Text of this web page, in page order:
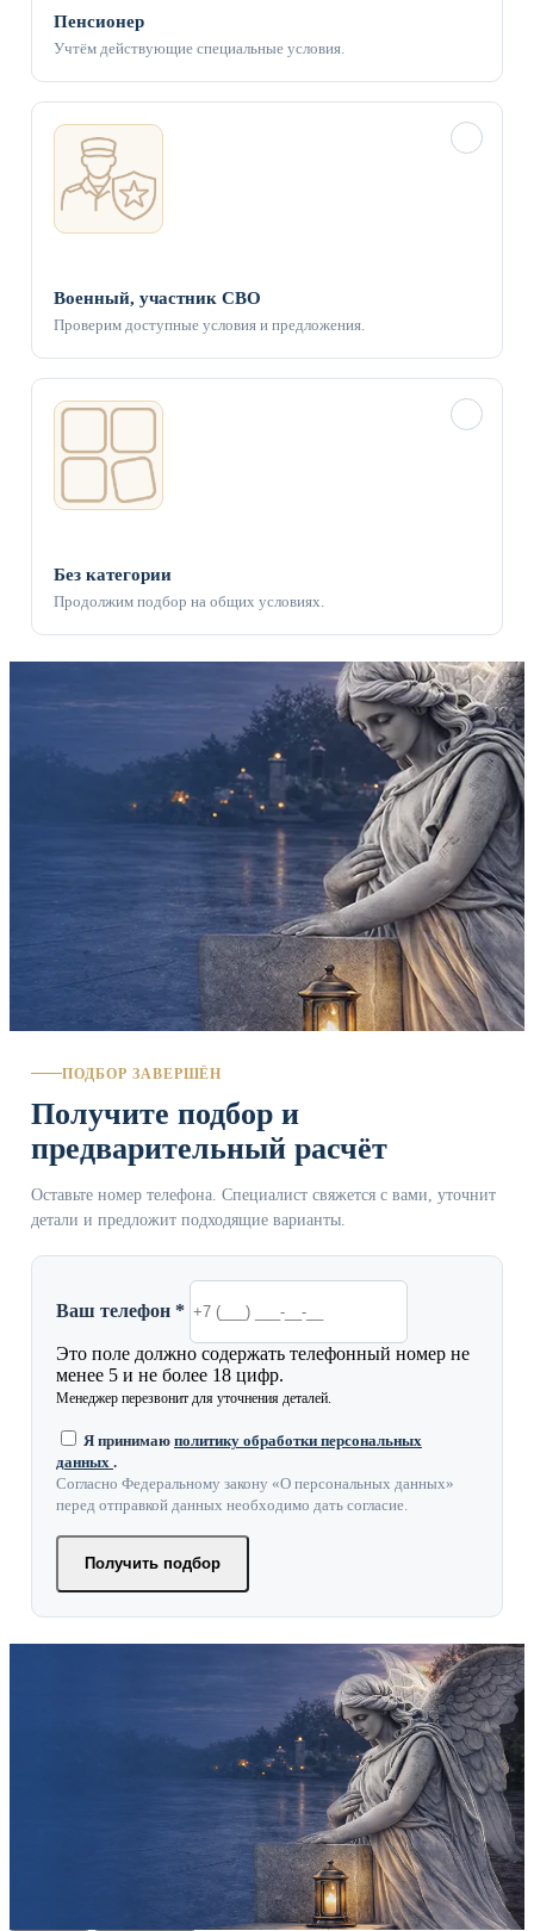
Пенсионер
Учтём действующие специальные условия.
Военный, участник СВО
Проверим доступные условия и предложения.
Без категории
Продолжим подбор на общих условиях.
ПОДБОР ЗАВЕРШЁН
Получите подбор и
предварительный расчёт
Оставьте номер телефона. Специалист свяжется с вами, уточнит
детали и предложит подходящие варианты.
Ваш телефон *
Это поле должно содержать телефонный номер не
менее 5 и не более 18 цифр.
Менеджер перезвонит для уточнения деталей.
Я принимаю политику обработки персональных
данных .
Согласно Федеральному закону «О персональных данных»
перед отправкой данных необходимо дать согласие.
Получить подбор